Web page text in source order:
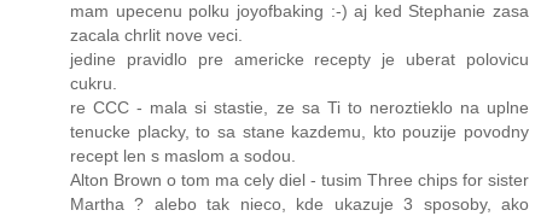
mam upecenu polku joyofbaking :-) aj ked Stephanie zasa
zacala chrlit nove veci.
jedine pravidlo pre americke recepty je uberat polovicu
cukru.
re CCC - mala si stastie, ze sa Ti to neroztieklo na uplne
tenucke placky, to sa stane kazdemu, kto pouzije povodny
recept len s maslom a sodou.
Alton Brown o tom ma cely diel - tusim Three chips for sister
Martha ? alebo tak nieco, kde ukazuje 3 sposoby, ako